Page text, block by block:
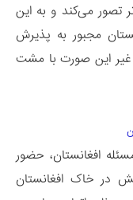
تصور می­‌کند و به این
مجبور به پذیرش
غیر این صورت با مشت
افغانستان، حضور
در خاک افغانستان